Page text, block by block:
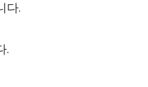
다.
.